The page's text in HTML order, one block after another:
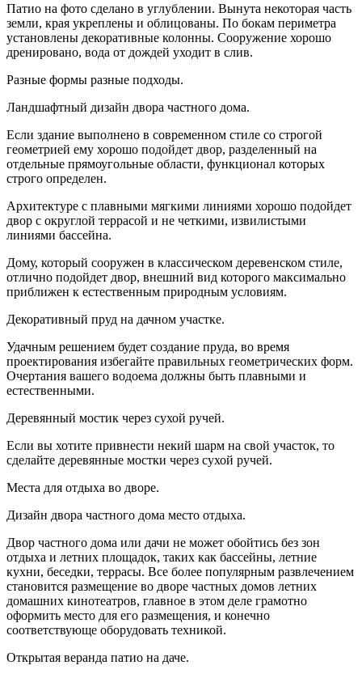
Патио на фото сделано в углублении. Вынута некоторая часть
земли, края укреплены и облицованы. По бокам периметра
установлены декоративные колонны. Сооружение хорошо
дренировано, вода от дождей уходит в слив.
Разные формы разные подходы.
Ландшафтный дизайн двора частного дома.
Если здание выполнено в современном стиле со строгой
геометрией ему хорошо подойдет двор, разделенный на
отдельные прямоугольные области, функционал которых
строго определен.
Архитектуре с плавными мягкими линиями хорошо подойдет
двор с округлой террасой и не четкими, извилистыми
линиями бассейна.
Дому, который сооружен в классическом деревенском стиле,
отлично подойдет двор, внешний вид которого максимально
приближен к естественным природным условиям.
Декоративный пруд на дачном участке.
Удачным решением будет создание пруда, во время
проектирования избегайте правильных геометрических форм.
Очертания вашего водоема должны быть плавными и
естественными.
Деревянный мостик через сухой ручей.
Если вы хотите привнести некий шарм на свой участок, то
сделайте деревянные мостки через сухой ручей.
Места для отдыха во дворе.
Дизайн двора частного дома место отдыха.
Двор частного дома или дачи не может обойтись без зон
отдыха и летних площадок, таких как бассейны, летние
кухни, беседки, террасы. Все более популярным развлечением
становится размещение во дворе частных домов летних
домашних кинотеатров, главное в этом деле грамотно
оформить место для его размещения, и конечно
соответствующе оборудовать техникой.
Открытая веранда патио на даче.